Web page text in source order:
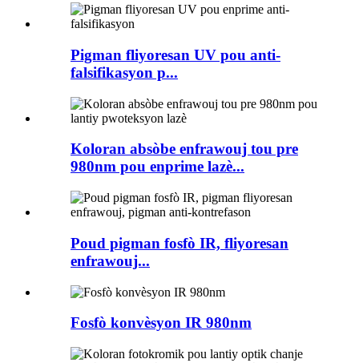
Pigman fliyoresan UV pou anti-
falsifikasyon p...
Koloran absòbe enfrawouj tou pre
980nm pou enprime lazè...
Poud pigman fosfò IR, fliyoresan
enfrawouj...
Fosfò konvèsyon IR 980nm